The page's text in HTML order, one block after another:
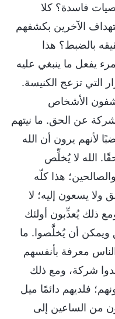
فاسدة؟ كلا
الآخرين بكشفهم
بالضبط؟ هذا
يفعل ما ينبغي عليه
التي تزعج الكنيسة.
الأشخاص
عن الحق. ما نيتهم
يرون أن الله
الله لا يُخلِّص
هذا كلّه
ولا يسعون إليه؛ لا
ذلك يُعذِّبون أولئك
ويمكن أن يُخلَّصوا. ما
معرفة بأنفسهم
شركة، ومع ذلك
فلديهم دائمًا ميل
من الساعين إلى